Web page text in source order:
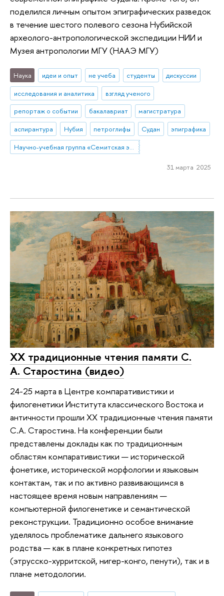
поделился личным опытом эпиграфических разведок
в течение шестого полевого сезона Нубийской
археолого-антропологической экспедиции НИИ и
Музея антропологии МГУ (НААЭ МГУ)
Наука идеи и опыт не учеба студенты
дискуссии
исследования и аналитика
взгляд ученого
репортаж о событии
бакалавриат
магистратура
аспирантура
Нубия петроглифы Судан
эпиграфика
Научно-учебная группа «Семитская эпиграфика в цифровую эпоху»
31 марта 2025
XX традиционные чтения памяти С.
А. Старостина (видео)
24-25 марта в Центре компаративистики и
филогенетики Института классического Востока и
античности прошли XX традиционные чтения памяти
С.А. Старостина. На конференции были
представлены доклады как по традиционным
областям компаративистики — исторической
фонетике, исторической морфологии и языковым
контактам, так и по активно развивающимся в
настоящее время новым направлениям —
компьютерной филогенетике и семантической
реконструкции. Традиционно особое внимание
уделялось проблематике дальнего языкового
родства — как в плане конкретных гипотез
(этрусско-хурритской, нигер-конго, пенути), так и в
плане методологии.